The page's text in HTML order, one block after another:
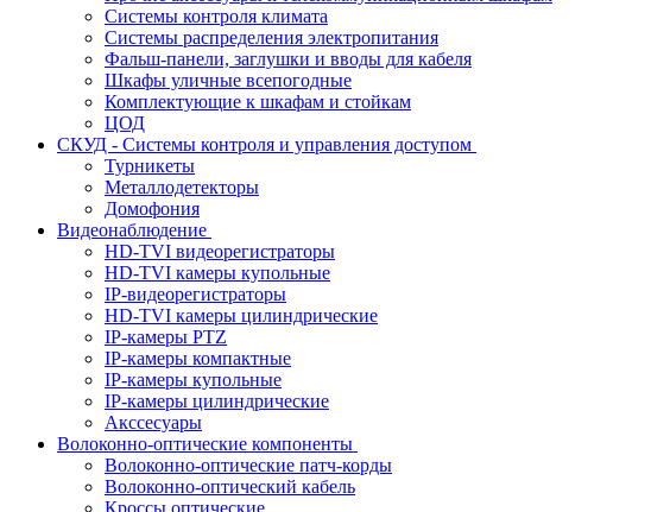
Системы контроля климата
Системы распределения электропитания
Фальш-панели, заглушки и вводы для кабеля
Шкафы уличные всепогодные
Комплектующие к шкафам и стойкам
ЦОД
СКУД - Системы контроля и управления доступом
Турникеты
Металлодетекторы
Домофония
Видеонаблюдение
HD-TVI видеорегистраторы
HD-TVI камеры купольные
IP-видеорегистраторы
HD-TVI камеры цилиндрические
IP-камеры PTZ
IP-камеры компактные
IP-камеры купольные
IP-камеры цилиндрические
Акссесуары
Волоконно-оптические компоненты
Волоконно-оптические патч-корды
Волоконно-оптический кабель
Кроссы оптические